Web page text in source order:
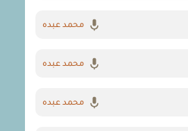
محمد عبده
محمد عبده
محمد عبده